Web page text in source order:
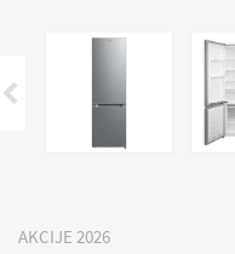
AKCIJE 2026